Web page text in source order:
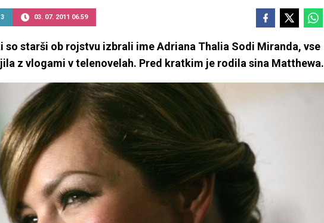
3 03. 07. 2011 06.59
so starši ob rojstvu izbrali ime Adriana Thalia Sodi Miranda, vse
z vlogami v telenovelah. Pred kratkim je rodila sina Matthewa.